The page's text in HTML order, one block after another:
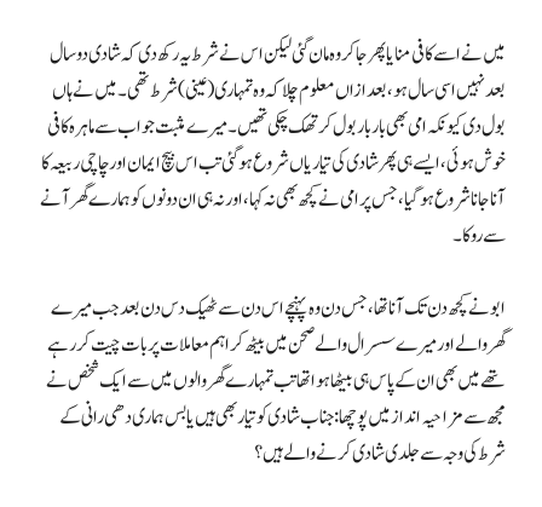
میں نے اسے کافی منایا پھر جا کر وہ مان گئی لیکن اس نے شرط یہ رکھ دی کہ شادی دو سال
بعد نہیں اسی سال ہو، بعدازاں معلوم چلا کہ وہ تمہاری (عینی) شرط تھی۔ میں نے ہاں
بول دی کیونکہ امی بھی بار بار بول کر تھک چکی تھیں۔ میرے مثبت جواب سے ماہرہ کافی
خوش ہوئی، ایسے ہی پھر شادی کی تیاریاں شروع ہوگئی تب اس بیچ ایمان اور چاچی ربیعہ کا
آنا جانا شروع ہوگیا، جس پر امی نے کچھ بھی نہ کہا، اور نہ ہی ان دونوں کو ہمارے گھر آنے
سے روکا۔
ابو نے کچھ دن تک آنا تھا، جس دن وہ پہنچے اس دن سے ٹھیک دس دن بعد جب میرے
گھر والے اور میرے سسرال والے صحن میں بیٹھ کر اہم معاملات پر بات چیت کررہے
تھے میں بھی ان کے پاس ہی بیٹھا ہوا تھا تب تمہارے گھر والوں میں سے ایک شخص نے
مجھ سے مزاحیہ انداز میں پوچھا: جناب شادی کو تیار بھی ہیں یا بس ہماری دھی رانی کے
شرط کی وجہ سے جلدی شادی کرنے والے ہیں؟